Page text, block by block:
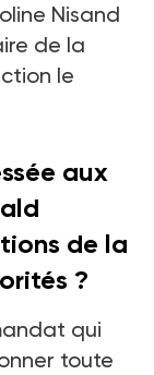
Nisand
de la
le
aux
de la
?
qui
toute